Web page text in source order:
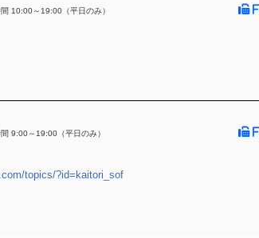
10:00～19:00（平日のみ）
9:00～19:00（平日のみ）
topics/?id=kaitori_sof